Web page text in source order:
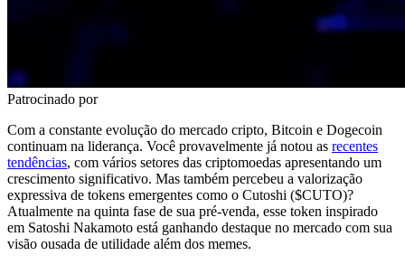
Patrocinado por
Com a constante evolução do mercado cripto, Bitcoin e Dogecoin
continuam na liderança. Você provavelmente já notou as recentes
tendências, com vários setores das criptomoedas apresentando um
crescimento significativo. Mas também percebeu a valorização
expressiva de tokens emergentes como o Cutoshi ($CUTO)?
Atualmente na quinta fase de sua pré-venda, esse token inspirado
em Satoshi Nakamoto está ganhando destaque no mercado com sua
visão ousada de utilidade além dos memes.